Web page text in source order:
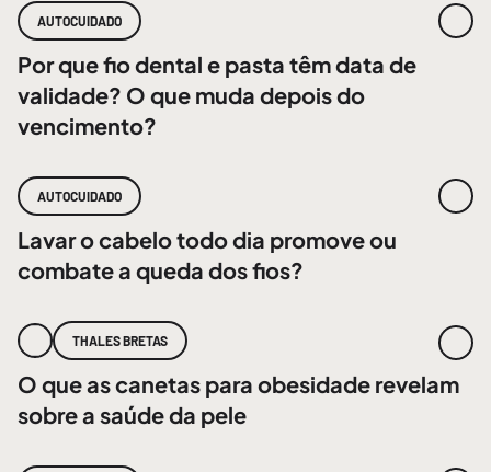
AUTOCUIDADO
Por que fio dental e pasta têm data de
validade? O que muda depois do
vencimento?
AUTOCUIDADO
Lavar o cabelo todo dia promove ou
combate a queda dos fios?
THALES BRETAS
O que as canetas para obesidade revelam
sobre a saúde da pele